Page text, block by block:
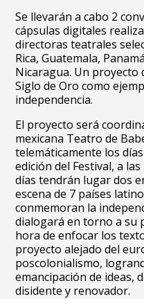
Se llevarán a cabo 2
cápsulas digitales
directoras teatrales
Rica, Guatemala,
Nicaragua. Un proyecto
Siglo de Oro como
independencia.
El proyecto será
mexicana Teatro de
telemáticamente los
edición del Festival, a
días tendrán lugar dos
escena de 7 países
conmemoran la
dialogará en torno a su
hora de enfocar los
proyecto alejado del
poscolonialismo,
emancipación de ideas,
disidente y renovador.